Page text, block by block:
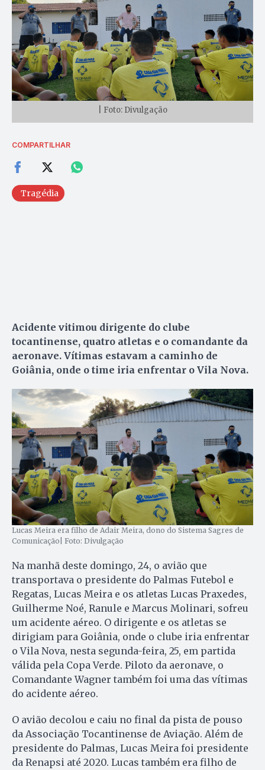
| Foto: Divulgação
COMPARTILHAR
Tragédia
Acidente vitimou dirigente do clube
tocantinense, quatro atletas e o comandante da
aeronave. Vítimas estavam a caminho de
Goiânia, onde o time iria enfrentar o Vila Nova.
Lucas Meira era filho de Adair Meira, dono do Sistema Sagres de
Comunicação| Foto: Divulgação
Na manhã deste domingo, 24, o avião que
transportava o presidente do Palmas Futebol e
Regatas, Lucas Meira e os atletas Lucas Praxedes,
Guilherme Noé, Ranule e Marcus Molinari, sofreu
um acidente aéreo. O dirigente e os atletas se
dirigiam para Goiânia, onde o clube iria enfrentar
o Vila Nova, nesta segunda-feira, 25, em partida
válida pela Copa Verde. Piloto da aeronave, o
Comandante Wagner também foi uma das vítimas
do acidente aéreo.
O avião decolou e caiu no final da pista de pouso
da Associação Tocantinense de Aviação. Além de
presidente do Palmas, Lucas Meira foi presidente
da Renapsi até 2020. Lucas também era filho de